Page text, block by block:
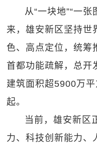
从“一块地”“一张
来，雄安新区坚持世
色、高点定位，统筹
首都功能疏解，总开
建筑面积超5900万
起。
当前，雄安新区
力、科技创新能力、